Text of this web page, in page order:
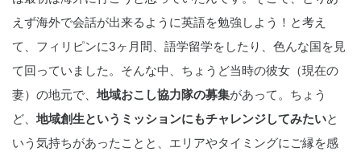
えず海外で会話が出来るように英語を勉強しよう！と考え
て、フィリピンに3ヶ月間、語学留学をしたり、色んな国を見
て回っていました。そんな中、ちょうど当時の彼女（現在の
妻）の地元で、 地域おこし協力隊の募集があって。ちょう
ど、 地域創生というミッションにもチャレンジしてみたいと
いう気持ちがあったことと、エリアやタイミングにご縁を感